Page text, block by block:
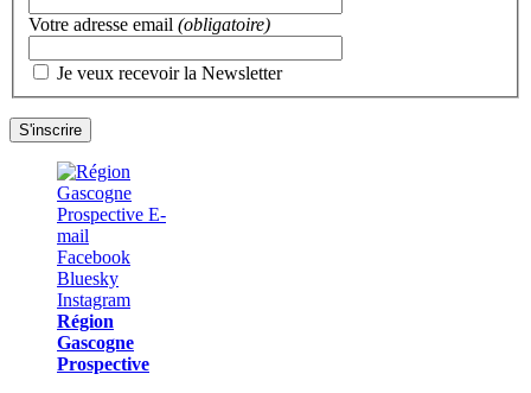
Votre adresse email (obligatoire)
Je veux recevoir la Newsletter
Région
Gascogne
Prospective